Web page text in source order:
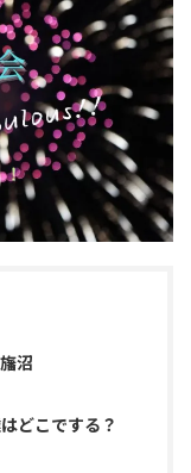
沼
どこでする？